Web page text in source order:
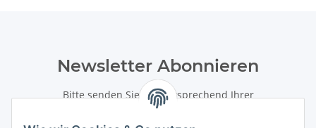
Newsletter Abonnieren
Bitte senden Sie mir entsprechend Ihrer
regelmäßig und jederzeit widerruflich
Informationen zu Ihrem Produktsortiment per E-Mail zu.